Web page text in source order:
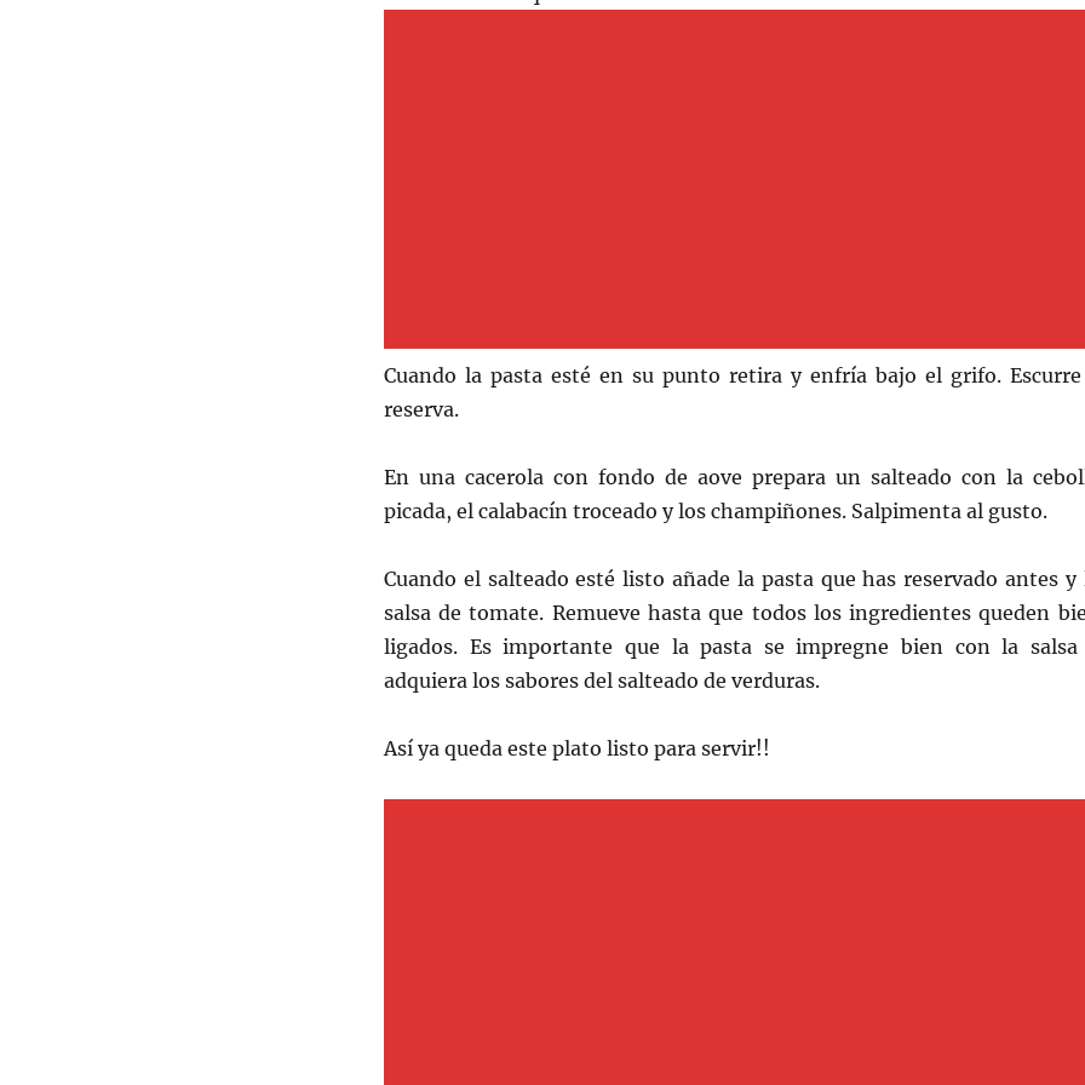
Cuando la pasta esté en su punto retira y enfría bajo el grifo.
reserva.
En una cacerola con fondo de aove prepara un salteado con la
picada, el calabacín troceado y los champiñones. Salpimenta al gusto.
Cuando el salteado esté listo añade la pasta que has reservado antes y
salsa de tomate. Remueve hasta que todos los ingredientes queden
ligados. Es importante que la pasta se impregne bien con la
adquiera los sabores del salteado de verduras.
Así ya queda este plato listo para servir!!